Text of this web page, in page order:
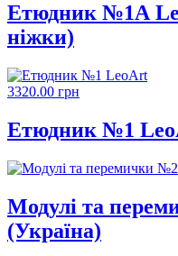
Етюдник №1А
ніжки)
3320.00 грн
Етюдник №1
Модулі та
(Україна)